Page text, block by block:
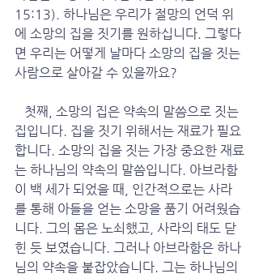
15:13). 하나님은 우리가 절망의 언덕 위
에 소망의 집을 짓기를 원하십니다. 그렇다
면 우리는 어떻게 날마다 소망의 집을 짓는
사람으로 살아갈 수 있을까요?
집입니다. 집을 짓기 위해서는 재료가 필요
합니다. 소망의 집을 짓는 가장 중요한 재료
는 하나님의 약속의 말씀입니다. 아브라함
이 백 세가 되었을 때, 인간적으로는 사라
를 통해 아들을 얻는 소망을 품기 어려웠습
니다. 그의 몸은 노쇠했고, 사라의 태도 닫
힌 듯 보였습니다. 그러나 아브라함은 하나
님의 약속을 붙잡았습니다. 그는 하나님의